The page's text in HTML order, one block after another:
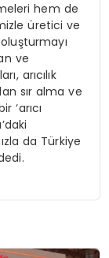
hem de
üretici ve
ve
arıcılık
sır alma ve
‘arıcı
da Türkiye